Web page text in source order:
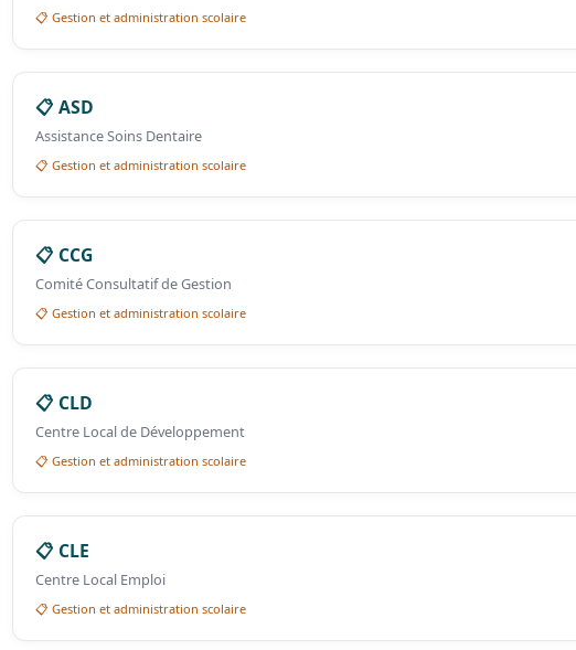
📋 Gestion et administration scolaire
📋 ASD
Assistance Soins Dentaire
📋 Gestion et administration scolaire
📋 CCG
Comité Consultatif de Gestion
📋 Gestion et administration scolaire
📋 CLD
Centre Local de Développement
📋 Gestion et administration scolaire
📋 CLE
Centre Local Emploi
📋 Gestion et administration scolaire